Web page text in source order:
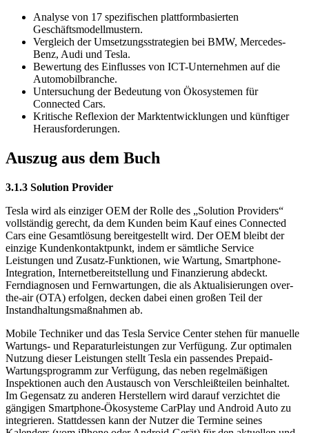
Analyse von 17 spezifischen plattformbasierten
Geschäftsmodellmustern.
Vergleich der Umsetzungsstrategien bei BMW, Mercedes-
Benz, Audi und Tesla.
Bewertung des Einflusses von ICT-Unternehmen auf die
Automobilbranche.
Untersuchung der Bedeutung von Ökosystemen für
Connected Cars.
Kritische Reflexion der Marktentwicklungen und künftiger
Herausforderungen.
Auszug aus dem Buch
3.1.3 Solution Provider
Tesla wird als einziger OEM der Rolle des „Solution Providers“
vollständig gerecht, da dem Kunden beim Kauf eines Connected
Cars eine Gesamtlösung bereitgestellt wird. Der OEM bleibt der
einzige Kundenkontaktpunkt, indem er sämtliche Service
Leistungen und Zusatz-Funktionen, wie Wartung, Smartphone-
Integration, Internetbereitstellung und Finanzierung abdeckt.
Ferndiagnosen und Fernwartungen, die als Aktualisierungen over-
the-air (OTA) erfolgen, decken dabei einen großen Teil der
Instandhaltungsmaßnahmen ab.
Mobile Techniker und das Tesla Service Center stehen für manuelle
Wartungs- und Reparaturleistungen zur Verfügung. Zur optimalen
Nutzung dieser Leistungen stellt Tesla ein passendes Prepaid-
Wartungsprogramm zur Verfügung, das neben regelmäßigen
Inspektionen auch den Austausch von Verschleißteilen beinhaltet.
Im Gegensatz zu anderen Herstellern wird darauf verzichtet die
gängigen Smartphone-Ökosysteme CarPlay und Android Auto zu
integrieren. Stattdessen kann der Nutzer die Termine seines